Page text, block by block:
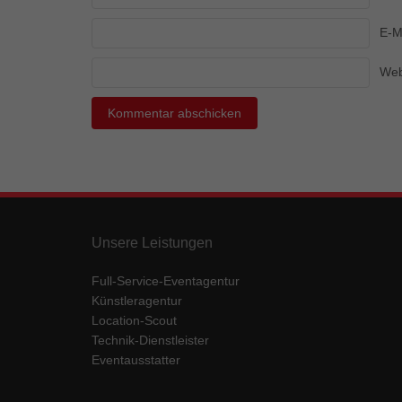
E-
Unsere Leistungen
Full-Service-Eventagentur
Künstleragentur
Location-Scout
Technik-Dienstleister
Eventausstatter